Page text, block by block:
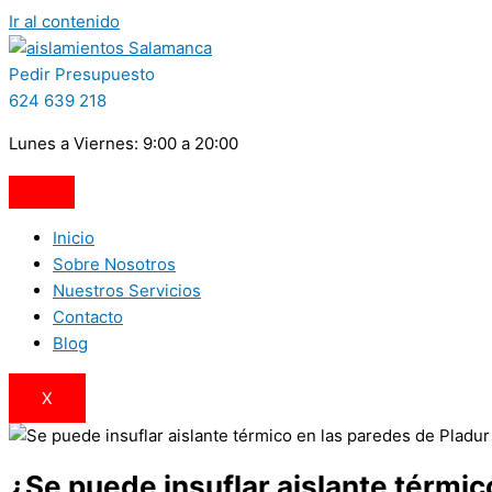
Ir al contenido
Pedir Presupuesto
624 639 218
Lunes a Viernes: 9:00 a 20:00
Inicio
Sobre Nosotros
Nuestros Servicios
Contacto
Blog
X